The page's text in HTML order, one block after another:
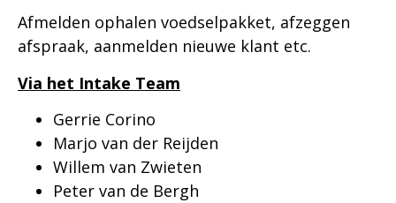
Afmelden ophalen voedselpakket, afzeggen
afspraak, aanmelden nieuwe klant etc.
Via het Intake Team
Gerrie Corino
Marjo van der Reijden
Willem van Zwieten
Peter van de Bergh